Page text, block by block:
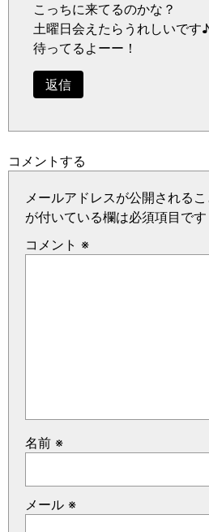
こっちに来てるのかな？
土曜日会えたらうれしいです
待ってるよーー！
返信
コメントする
メールアドレスが公開されるこ
が付いている欄は必須項目です
コメント ※
名前 ※
メール ※